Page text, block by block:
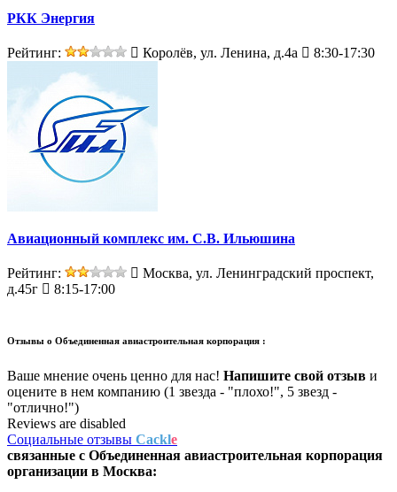
РКК Энергия
Рейтинг: Королёв, ул. Ленина, д.4а 8:30-17:30
Авиационный комплекс им. С.В. Ильюшина
Рейтинг:
Москва, ул. Ленинградский проспект,
д.45г
8:15-17:00
Отзывы о Объединенная авиастроительная корпорация :
Ваше мнение очень ценно для нас! Напишите свой отзыв и
оцените в нем компанию (1 звезда - "плохо!", 5 звезд -
"отлично!")
Reviews are disabled
Социальные отзывы Cackle
связанные с Объединенная авиастроительная корпорация
организации в Москва: